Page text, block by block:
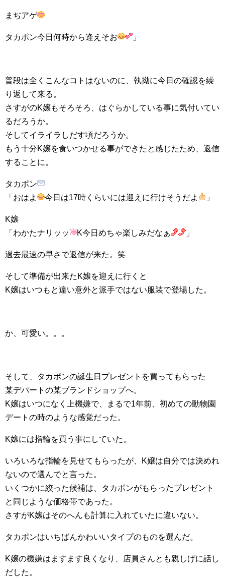
まぢアゲ
タカポン今日何時から逢えそお 」
普段は全くこんなコトはないのに、執拗に今日の確認を繰
り返して来る。
さすがのK嬢もそろそろ、はぐらかしている事に気付いてい
るだろうか。
そしてイライラしだす頃だろうか。
もう十分K嬢を食いつかせる事ができたと感じたため、返信
することに。
タカポン
「おはよ
今日は17時くらいには迎えに行けそうだよ 」
K嬢
「わかたナリッッ
K今日めちゃ楽しみだなぁ 」
過去最速の早さで返信が来た。笑
そして準備が出来たK嬢を迎えに行くと
K嬢はいつもと違い意外と派手ではない服装で登場した。
か、可愛い。。。
そして、タカポンの誕生日プレゼントを買ってもらった
某デパートの某ブランドショップへ。
K嬢はいつになく上機嫌で、まるで1年前、初めての動物園
デートの時のような感覚だった。
K嬢には指輪を買う事にしていた。
いろいろな指輪を見せてもらったが、K嬢は自分では決めれ
ないので選んでと言った。
いくつかに絞った候補は、タカポンがもらったプレゼント
と同じような価格帯であった。
さすがK嬢はそのへんも計算に入れていたに違いない。
タカポンはいちばんかわいいタイプのものを選んだ。
K嬢の機嫌はますます良くなり、店員さんとも親しげに話し
だした。